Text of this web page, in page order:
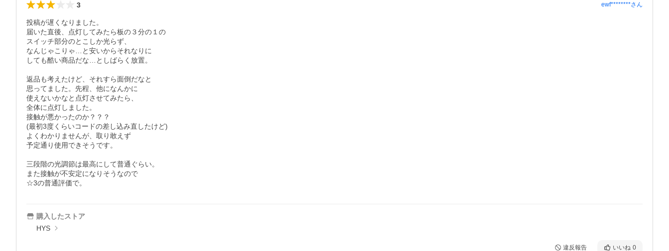
3 ewf********さん
投稿が遅くなりました。
届いた直後、点灯してみたら板の３分の１の
スイッチ部分のとこしか光らず、
なんじゃこりゃ…と安いからそれなりに
しても酷い商品だな…としばらく放置。
返品も考えたけど、それすら面倒だなと
思ってました。先程、他になんかに
使えないかなと点灯させてみたら、
全体に点灯しました。
接触が悪かったのか？？？
(最初3度くらいコードの差し込み直したけど)
よくわかりませんが、取り敢えず
予定通り使用できそうです。
三段階の光調節は最高にして普通ぐらい。
また接触が不安定になりそうなので
購入したストア
HYS
違反報告 いいね 0